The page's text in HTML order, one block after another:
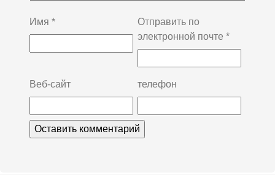
Имя *
Отправить по
электронной почте *
Веб-сайт телефон